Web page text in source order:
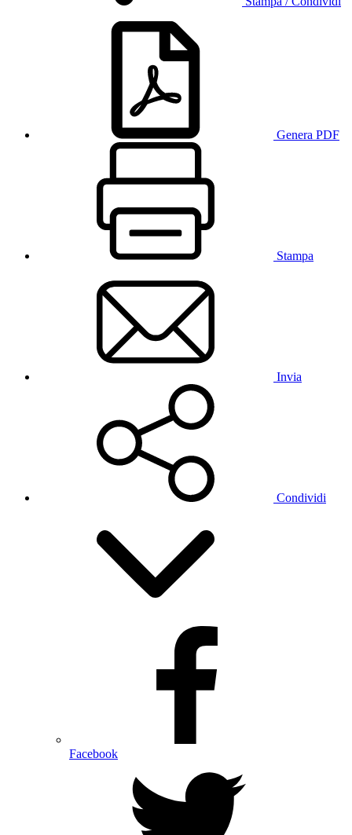
Genera PDF
Stampa
Invia
Condividi
Facebook